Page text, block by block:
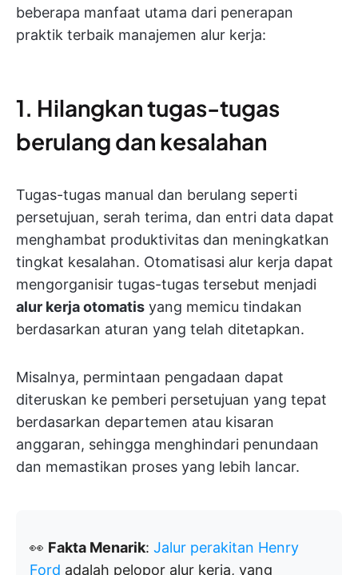
beberapa manfaat utama dari penerapan
praktik terbaik manajemen alur kerja:
1. Hilangkan tugas-tugas
berulang dan kesalahan
Tugas-tugas manual dan berulang seperti
persetujuan, serah terima, dan entri data dapat
menghambat produktivitas dan meningkatkan
tingkat kesalahan. Otomatisasi alur kerja dapat
mengorganisir tugas-tugas tersebut menjadi
alur kerja otomatis yang memicu tindakan
berdasarkan aturan yang telah ditetapkan.
Misalnya, permintaan pengadaan dapat
diteruskan ke pemberi persetujuan yang tepat
berdasarkan departemen atau kisaran
anggaran, sehingga menghindari penundaan
dan memastikan proses yang lebih lancar.
👀 Fakta Menarik: Jalur perakitan Henry
Ford adalah pelopor alur kerja, yang